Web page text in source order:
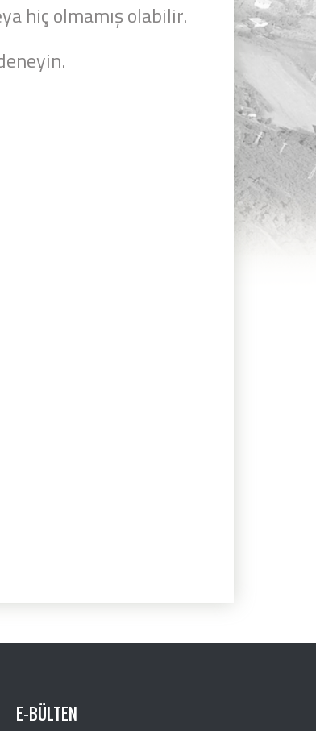
hiç olmamış olabilir.
E-BÜLTEN